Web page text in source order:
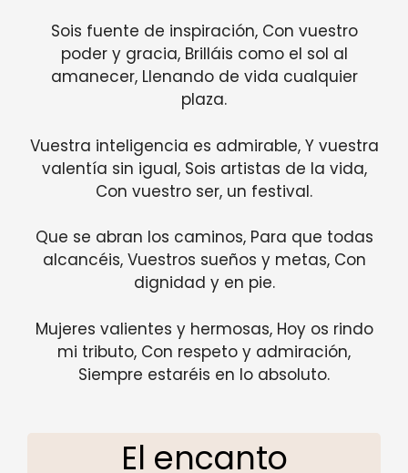
Sois fuente de inspiración, Con vuestro
poder y gracia, Brilláis como el sol al
amanecer, Llenando de vida cualquier
plaza.
Vuestra inteligencia es admirable, Y vuestra
valentía sin igual, Sois artistas de la vida,
Con vuestro ser, un festival.
Que se abran los caminos, Para que todas
alcancéis, Vuestros sueños y metas, Con
dignidad y en pie.
Mujeres valientes y hermosas, Hoy os rindo
mi tributo, Con respeto y admiración,
Siempre estaréis en lo absoluto.
El encanto